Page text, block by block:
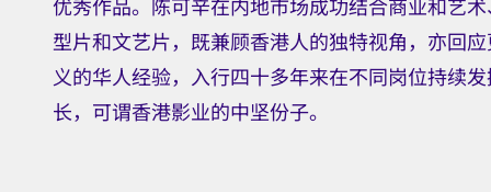
型片和文艺片，既兼顾香港人的独特视角，亦回
义的华人经验，入行四十多年来在不同岗位持续
长，可谓香港影业的中坚份子。